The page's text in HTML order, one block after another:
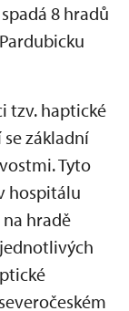
8 hradů
tzv. haptické
základní
Tyto
hospitálu
na hradě